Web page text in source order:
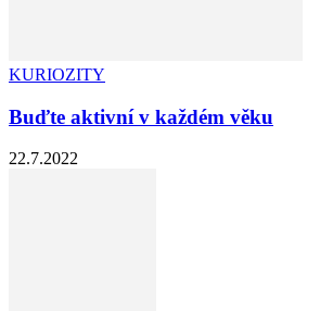
KURIOZITY
Buďte aktivní v každém věku
22.7.2022